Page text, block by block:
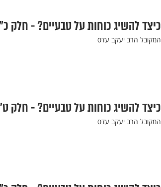
כיצד להשיג כוחות על טבעיים? - חלק
המקובל הרב יעקב עדס
כיצד להשיג כוחות על טבעיים? - חלק
המקובל הרב יעקב עדס